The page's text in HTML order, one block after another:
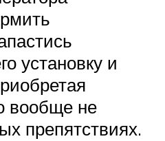
установку и
вообще не
препятствиях.